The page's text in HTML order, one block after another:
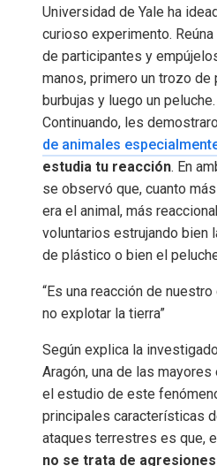
Universidad de Yale ha
curioso experimento. Reúna
de participantes y
manos, primero un trozo de
burbujas y luego un peluche.
Continuando, les
de animales
estudia tu reacción. En
se observó que, cuanto
era el animal, más
voluntarios estrujando bien
de plástico o bien el
“Es una reacción de
no explotar la tierra”
Según explica la
Aragón, una de las
el estudio de este
principales características
ataques terrestres es que,
no se trata de